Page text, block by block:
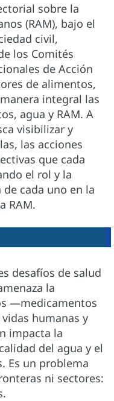
sobre la
(RAM), bajo el
civil,
los Comités
de Acción
de alimentos,
integral las
agua y RAM. A
visibilizar y
las acciones
que cada
el rol y la
cada uno en la
RAM.
desafíos de salud
la
—medicamentos
humanas y
impacta la
del agua y el
Es un problema
ni sectores: